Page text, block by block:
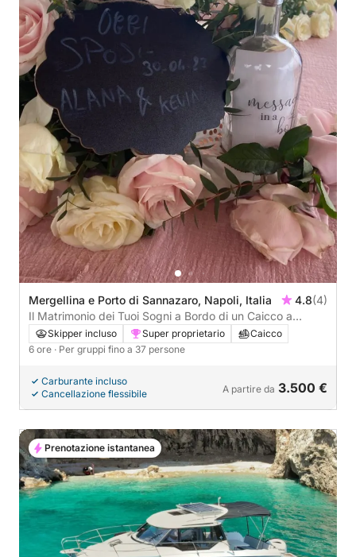
Mergellina e Porto di Sannazaro, Napoli, Italia 4.8(4)
Il Matrimonio dei Tuoi Sogni a Bordo di un Caicco a
NapoliSkipper incluso Super proprietario
Caicco
6 ore · Per gruppi fino a 37 persone
Carburante incluso
Cancellazione flessibile
A partire da 3.500 €
Prenotazione istantanea